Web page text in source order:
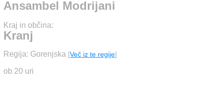
Ansambel Modrijani
Kraj in občina:
Kranj
Regija: Gorenjska [Več iz te regije]
ob 20 uri